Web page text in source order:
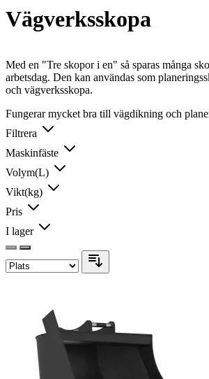
Vägverksskopa
Med en "Tre skopor i en" så sparas många
arbetsdag. Den kan användas som
och vägverksskopa.
Fungerar mycket bra till vägdikning och
Filtrera
Maskinfäste
Volym(L)
Vikt(kg)
Pris
I lager